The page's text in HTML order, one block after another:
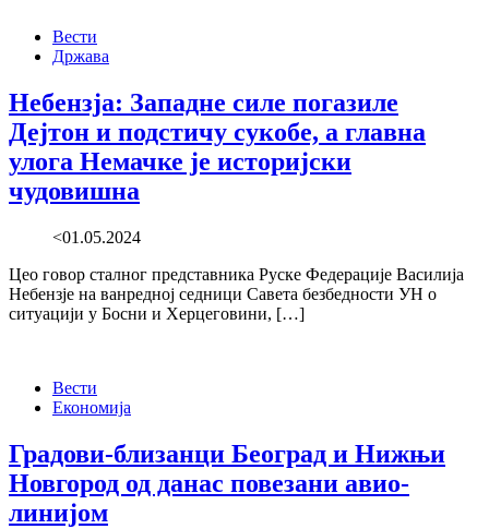
Вести
Држава
Небензја: Западне силе погазиле
Дејтон и подстичу сукобе, а главна
улога Немачке је историјски
чудовишна
<01.05.2024
Цео говор сталног представника Руске Федерације Василија
Небензје на ванредној седници Савета безбедности УН о
ситуацији у Босни и Херцеговини, […]
Вести
Економија
Градови-близанци Београд и Нижњи
Новгород од данас повезани авио-
линијом